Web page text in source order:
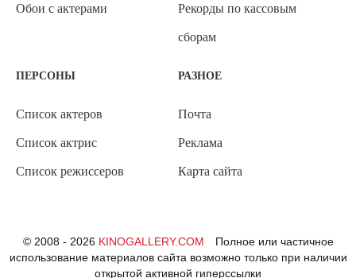
Обои с актерами Рекорды по кассовым
сборам
ПЕРСОНЫ
Список актеров
Список актрис
Список режиссеров
РАЗНОЕ
Почта
Реклама
Карта сайта
© 2008 - 2026 KINOGALLERY.COM
Полное или частичное
использование материалов сайта возможно только при наличии
открытой активной гиперссылки